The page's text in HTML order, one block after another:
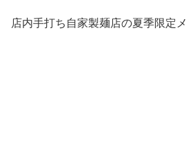
店内手打ち自家製麺店の夏季限定